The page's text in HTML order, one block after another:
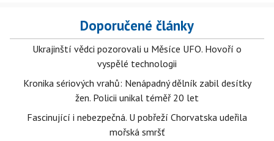
Doporučené články
Ukrajinští vědci pozorovali u Měsíce UFO. Hovoří o
vyspělé technologii
Kronika sériových vrahů: Nenápadný dělník zabil desítky
žen. Policii unikal téměř 20 let
Fascinující i nebezpečná. U pobřeží Chorvatska udeřila
mořská smršť